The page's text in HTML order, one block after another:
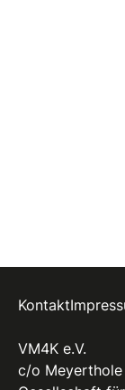
Kontakt
VM4K e.V.
c/o Meyerthole